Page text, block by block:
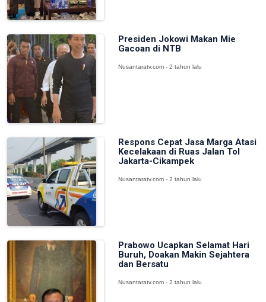
Presiden Jokowi Makan Mie
Gacoan di NTB
Nusantaratv.com - 2 tahun lalu
Respons Cepat Jasa Marga Atasi
Kecelakaan di Ruas Jalan Tol
Jakarta-Cikampek
Nusantaratv.com - 2 tahun lalu
Prabowo Ucapkan Selamat Hari
Buruh, Doakan Makin Sejahtera
dan Bersatu
Nusantaratv.com - 2 tahun lalu